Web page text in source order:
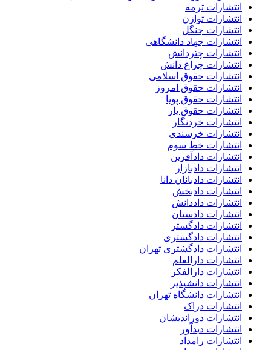
انتشارات ترمه
انتشارات توازن
انتشارات جنگل
انتشارات جهاد دانشگاهی
انتشارات چتردانش
انتشارات چراغ دانش
انتشارات حقوق اسلامی
انتشارات حقوق امروز
انتشارات حقوق پویا
انتشارات حقوق یار
انتشارات خردنگار
انتشارات خرسندی
انتشارات خط سوم
انتشارات دادآفرین
انتشارات دادبازار
انتشارات دادبانان دانا
انتشارات دادبخش
انتشارات داددانش
انتشارات دادستان
انتشارات دادگستر
انتشارات دادگستری
انتشارات دادگشتری تهران
انتشارات دارالعلم
انتشارات دارالفکر
انتشارات دانشپذیر
انتشارات دانشگاه تهران
انتشارات دراک
انتشارات دوراندیشان
انتشارات دیدآور
انتشارات رامداد